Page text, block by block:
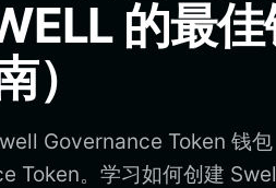
的最
）
Governance Token 钱
Token。学习如何创建